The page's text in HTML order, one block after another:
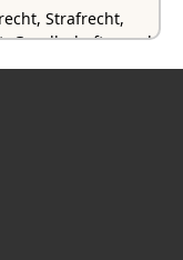
Strafrecht,
Gesellschafts- und